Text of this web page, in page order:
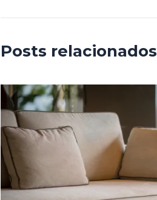
Post
Posts relacionados